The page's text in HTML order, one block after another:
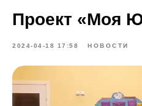
Проект «Моя
2024-04-18 17:58 НОВОСТИ